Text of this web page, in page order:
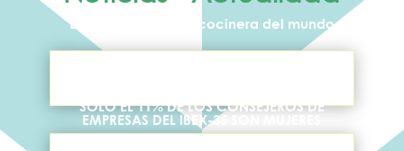
Elena Arzak, mejor cocinera del mundo
SÓLO EL 11% DE LOS CONSEJEROS DE
EMPRESAS DEL IBEX-35 SON MUJERES